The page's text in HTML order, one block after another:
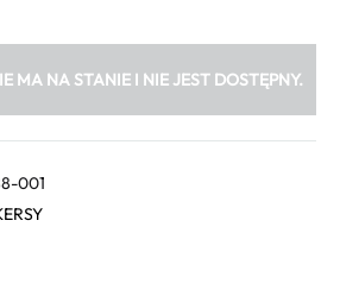
MA NA STANIE I NIE JEST DOSTĘPNY.
001